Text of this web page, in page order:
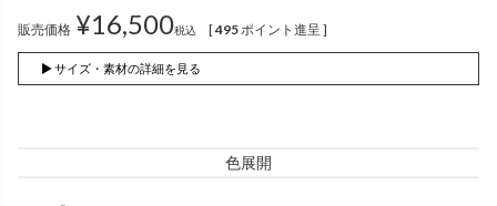
かぐらやロール一覧
販売価格 ¥16,500税込 [495 ポイント進呈 ]
▶ サイズ・素材の詳細を見る
色展開